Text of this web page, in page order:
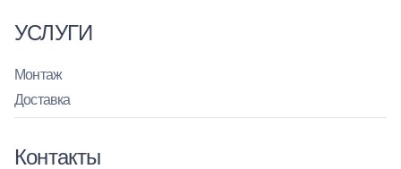
УСЛУГИ
Монтаж
Доставка
Контакты